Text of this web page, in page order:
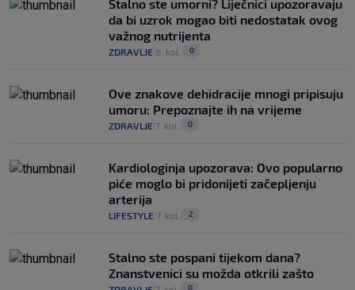
Stalno ste umorni? Liječnici upozoravaju
da bi uzrok mogao biti nedostatak ovog
važnog nutrijenta
ZDRAVLJE 8. kol. 0
Ove znakove dehidracije mnogi pripisuju
umoru: Prepoznajte ih na vrijeme
ZDRAVLJE 7. kol. 0
Kardiologinja upozorava: Ovo popularno
piće moglo bi pridonijeti začepljenju
arterija
LIFESTYLE 7. kol. 2
Stalno ste pospani tijekom dana?
Znanstvenici su možda otkrili zašto
0